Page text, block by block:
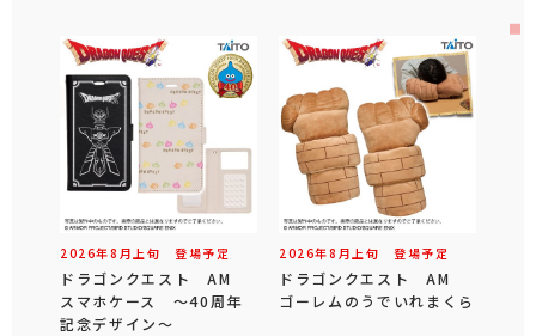
2026年8 月 上旬 登場予定
ドラゴンクエスト AM
スマホケース ～40周年
記念デザイン～
2026年8 月 上旬 登場予定
ドラゴンクエスト AM
ゴーレムのうでいれまくら